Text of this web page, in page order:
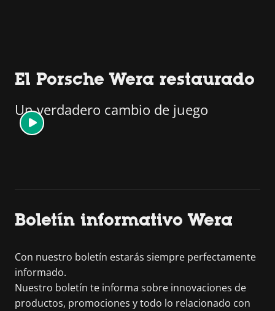
El Porsche Wera restaurado
Un verdadero cambio de juego
Boletín informativo Wera
Con nuestro boletín estarás siempre perfectamente
informado.
Nuestro boletín te informa sobre innovaciones de
productos, promociones y todo lo relacionado con